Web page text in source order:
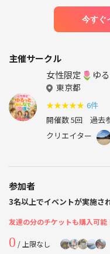
今すぐ
主催サークル
女性限定🌷ゆ
東京都
★★★★★ 6件
開催数 5回 過去
クリエイター
参加者
3名以上でイベントが実施さ
友達の分のチケットも購入可能
0 / 上限なし